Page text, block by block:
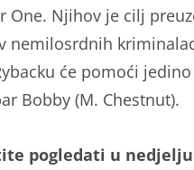
One. Njihov je cilj
nemilosrdnih
će pomoći jedino
Bobby (M. Chestnut).
pogledati u